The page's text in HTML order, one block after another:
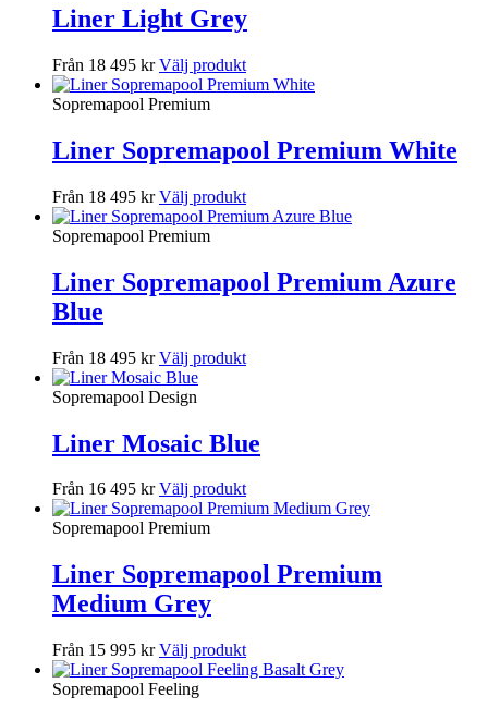
Liner Light Grey
Från 18 495 kr Välj produkt
Sopremapool Premium
Liner Sopremapool Premium White
Från 18 495 kr Välj produkt
Sopremapool Premium
Liner Sopremapool Premium Azure
Blue
Från 18 495 kr Välj produkt
Sopremapool Design
Liner Mosaic Blue
Från 16 495 kr Välj produkt
Sopremapool Premium
Liner Sopremapool Premium
Medium Grey
Från 15 995 kr Välj produkt
Sopremapool Feeling